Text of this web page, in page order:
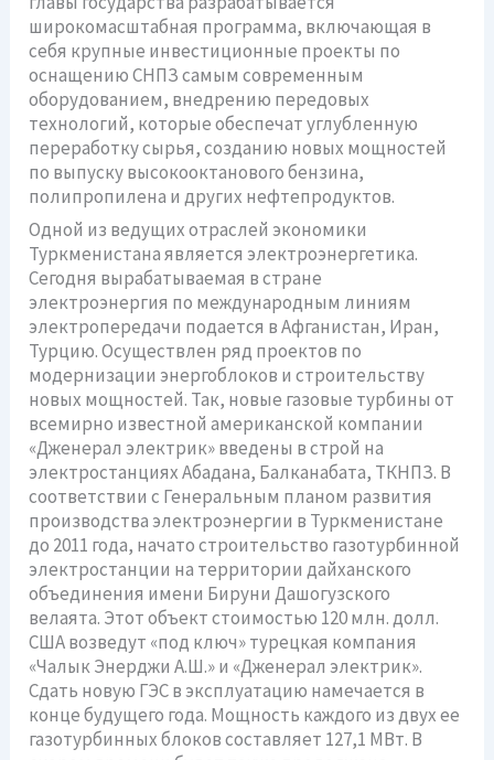
широкомасштабная программа, включающая в
себя крупные инвестиционные проекты по
оснащению СНПЗ самым современным
оборудованием, внедрению передовых
технологий, которые обеспечат углубленную
переработку сырья, созданию новых мощностей
по выпуску высокооктанового бензина,
полипропилена и других нефтепродуктов.
Одной из ведущих отраслей экономики
Туркменистана является электроэнергетика.
Сегодня вырабатываемая в стране
электроэнергия по международным линиям
электропередачи подается в Афганистан, Иран,
Турцию. Осуществлен ряд проектов по
модернизации энергоблоков и строительству
новых мощностей. Так, новые газовые турбины от
всемирно известной американской компании
«Дженерал электрик» введены в строй на
электростанциях Абадана, Балканабата, ТКНПЗ. В
соответствии с Генеральным планом развития
производства электроэнергии в Туркменистане
до 2011 года, начато строительство газотурбинной
электростанции на территории дайханского
объединения имени Бируни Дашогузского
велаята. Этот объект стоимостью 120 млн. долл.
США возведут «под ключ» турецкая компания
«Чалык Энерджи А.Ш.» и «Дженерал электрик».
Сдать новую ГЭС в эксплуатацию намечается в
конце будущего года. Мощность каждого из двух ее
газотурбинных блоков составляет 127,1 МВт. В